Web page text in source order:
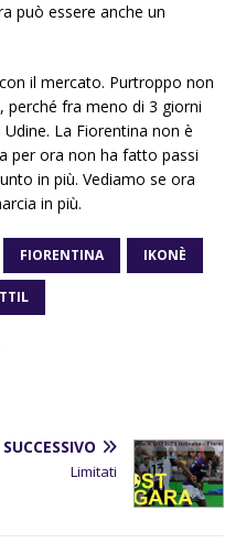
può essere anche un
il mercato. Purtroppo non
perché fra meno di 3 giorni
La Fiorentina non è
per ora non ha fatto passi
in più. Vediamo se ora
in più.
FIORENTINA IKONÈ
SUCCESSIVO
Limitati